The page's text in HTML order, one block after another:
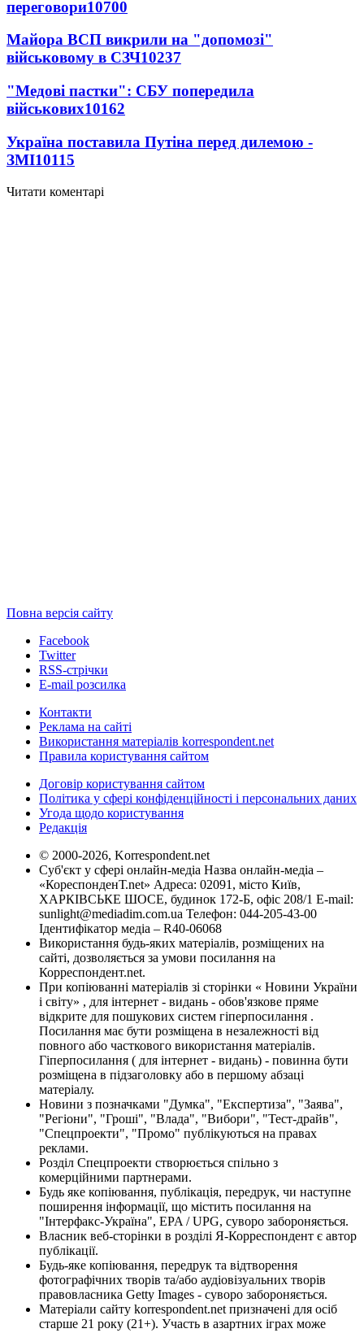
переговори10700
Майора ВСП викрили на "допомозі"
військовому в СЗЧ10237
"Медові пастки": СБУ попередила
військових10162
Україна поставила Путіна перед дилемою -
ЗМІ10115
Читати коментарі
Повна версія сайту
Facebook
Twitter
RSS-стрічки
E-mail розсилка
Контакти
Реклама на сайті
Використання матеріалів korrespondent.net
Правила користування сайтом
Договір користування сайтом
Політика у сфері конфіденційності і персональних даних
Угода щодо користування
Редакція
© 2000-2026, Korrespondent.net
Суб'єкт у сфері онлайн-медіа Назва онлайн-медіа –
«КореспонденТ.net» Адреса: 02091, місто Київ,
ХАРКІВСЬКЕ ШОСЕ, будинок 172-Б, офіс 208/1 E-mail:
sunlight@mediadim.com.ua Телефон: 044-205-43-00
Ідентифікатор медіа – R40-06068
Використання будь-яких матеріалів, розміщених на
сайті, дозволяється за умови посилання на
Корреспондент.net.
При копіюванні матеріалів зі сторінки « Новини України
і світу» , для інтернет - видань - обов'язкове пряме
відкрите для пошукових систем гіперпосилання .
Посилання має бути розміщена в незалежності від
повного або часткового використання матеріалів.
Гіперпосилання ( для інтернет - видань) - повинна бути
розміщена в підзаголовку або в першому абзаці
матеріалу.
Новини з позначками "Думка", "Експертиза", "Заява",
"Регіони", "Гроші", "Влада", "Вибори", "Тест-драйв",
"Спецпроекти", "Промо" публікуються на правах
реклами.
Розділ Спецпроекти створюється спільно з
комерційними партнерами.
Будь яке копіювання, публікація, передрук, чи наступне
поширення інформації, що містить посилання на
"Інтерфакс-Україна", EPA / UPG, суворо забороняється.
Власник веб-сторінки в розділі Я-Корреспондент є автор
публікації.
Будь-яке копіювання, передрук та відтворення
фотографічних творів та/або аудіовізуальних творів
правовласника Getty Images - суворо забороняється.
Матеріали сайту korrespondent.net призначені для осіб
старше 21 року (21+). Участь в азартних іграх може